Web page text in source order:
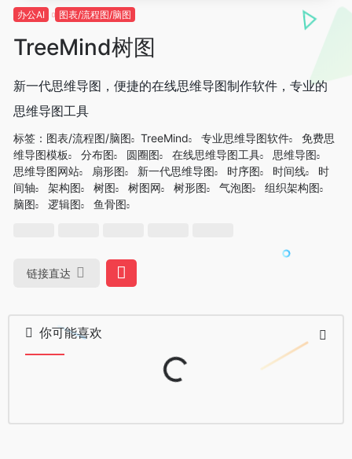
办公AI 图表/流程图/脑图
TreeMind树图
新一代思维导图，便捷的在线思维导图制作软件，专业的
思维导图工具
标签： 图表/流程图/脑图 TreeMind 专业思维导图软件
免费思
维导图模板
分布图 圆圈图 在线思维导图工具
思维导图
思维导图网站
扇形图 新一代思维导图 时序图 时间线
时
间轴
架构图 树图 树图网 树形图 气泡图
组织架构图
脑图
逻辑图 鱼骨图
链接直达
你可能喜欢
Loading...